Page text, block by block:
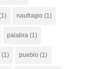
naufragio (1)
palabra(1)
(1) pueblo (1)